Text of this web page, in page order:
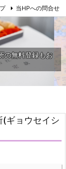
当HPへの問合せ
の無料登録もお
ギョウセイシ